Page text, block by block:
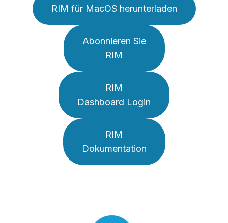
RIM für MacOS herunterladen
Abonnieren Sie
RIM
RIM
Dashboard Login
RIM
Dokumentation